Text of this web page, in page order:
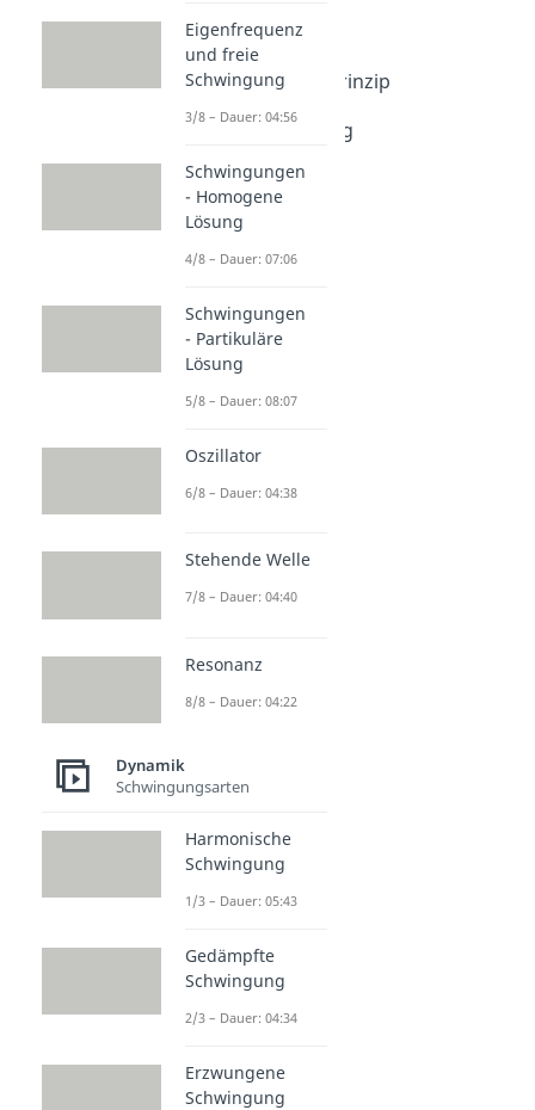
d'Alembert
Dauer: 04:41
Superpositionsprinzip
Raketengleichung
Druck
Dauer: 04:20
Eigenfrequenz
und freie
Schwingung
3/8 – Dauer: 04:56
Schwingungen
- Homogene
Lösung
4/8 – Dauer: 07:06
Schwingungen
- Partikuläre
Lösung
5/8 – Dauer: 08:07
Oszillator
6/8 – Dauer: 04:38
Stehende Welle
7/8 – Dauer: 04:40
Resonanz
8/8 – Dauer: 04:22
Dynamik
Schwingungsarten
Harmonische
Schwingung
1/3 – Dauer: 05:43
Gedämpfte
Schwingung
2/3 – Dauer: 04:34
Erzwungene
Schwingung